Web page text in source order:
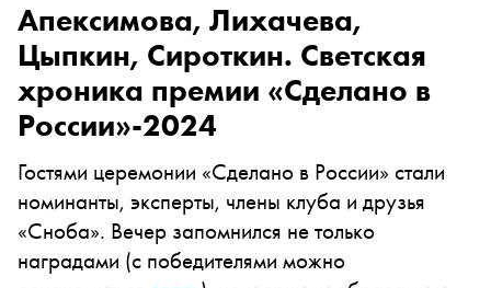
Апексимова, Лихачева,
Цыпкин, Сироткин. Светская
хроника премии «Сделано в
России»-2024
Гостями церемонии «Сделано в России» стали
номинанты, эксперты, члены клуба и друзья
«Сноба». Вечер запомнился не только
наградами (с победителями можно